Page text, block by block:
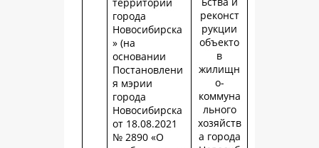
реконст
рукции
объекто
в
жилищн
о-
коммуна
льного
хозяйств
а города
города
Новосибирска
» (на
основании
Постановлени
я мэрии
города
Новосибирска
от 18.08.2021
№ 2890 «О